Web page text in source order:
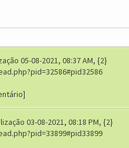
05-08-2021, 08:37 AM, {2}
03-08-2021, 08:18 PM, {2}